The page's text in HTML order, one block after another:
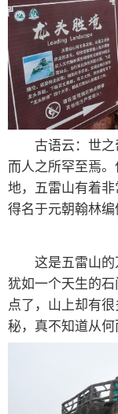
古语云：世之奇
而人之所罕至焉
地，五雷山有着
得名于元朝翰林编